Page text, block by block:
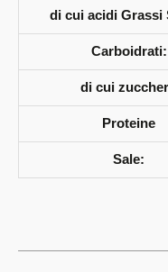
di cui acidi Grassi
Carboidrati:
di cui
Proteine
Sale: